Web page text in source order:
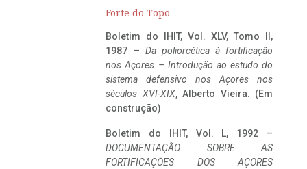
Forte do Topo
Boletim do IHIT, Vol. XLV, Tomo II,
1987 – Da poliorcética à fortificação
nos Açores – Introdução ao estudo do
sistema defensivo nos Açores nos
séculos XVI-XIX, Alberto Vieira. (Em
construção)
Boletim do IHIT, Vol. L, 1992 –
DOCUMENTAÇÃO SOBRE AS
FORTIFICAÇÕES DOS AÇORES